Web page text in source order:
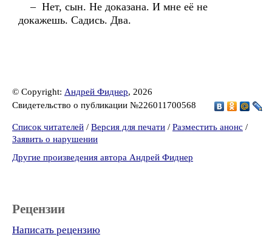
– Нет, сын. Не доказана. И мне её не
докажешь. Садись. Два.
© Copyright: Андрей Фиднер, 2026
Свидетельство о публикации №226011700568
Список читателей / Версия для печати / Разместить анонс /
Заявить о нарушении
Другие произведения автора Андрей Фиднер
Рецензии
Написать рецензию